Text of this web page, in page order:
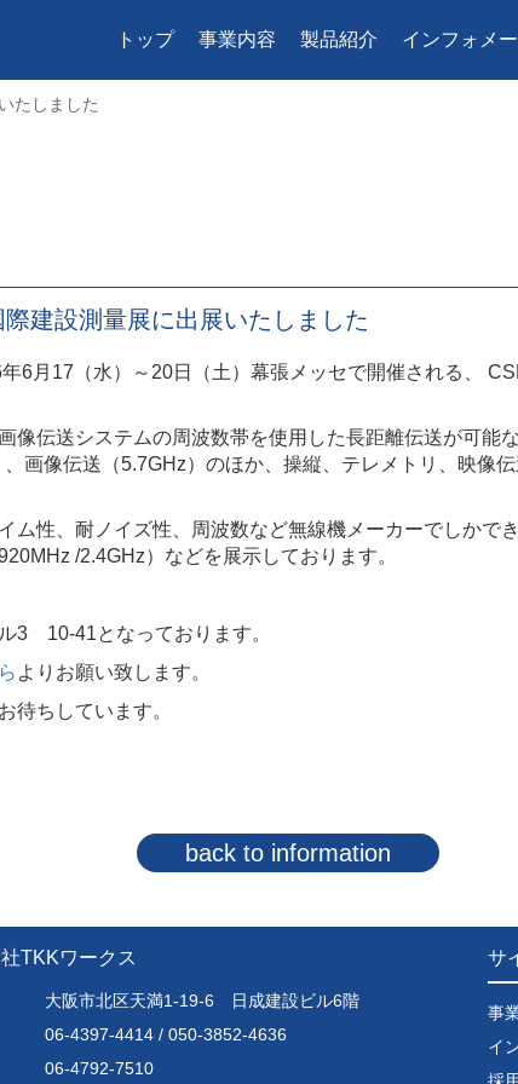
トップ 事業内容 製品紹介 インフォメ
たしました
建設測量展に出展いたしました
6月17（水）～20日（土）幕張メッセで開催される、
像伝送システムの周波数帯を使用した長距離伝送が可能
、画像伝送（5.7GHz）のほか、操縦、テレメトリ、映像
ム性、耐ノイズ性、周波数など無線機メーカーでしかで
/2.4GHz）などを展示しております。
3 10-41となっております。
よりお願い致します。
待ちしています。
back to information
TKKワークス
大阪市北区天満1-19-6 日成建設ビル6階
06-4397-4414 / 050-3852-4636
06-4792-7510
サ
事
イ